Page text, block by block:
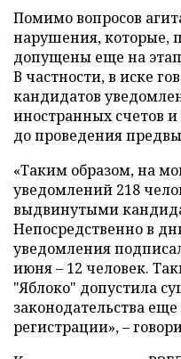
Помимо вопросов
нарушения, которые,
допущены еще на
В частности, в иске
кандидатов
иностранных счетов
до проведения
«Таким образом, на
уведомлений 218
выдвинутыми
Непосредственно в
уведомления
июня – 12 человек.
"Яблоко" допустила
законодательства
регистрации», –